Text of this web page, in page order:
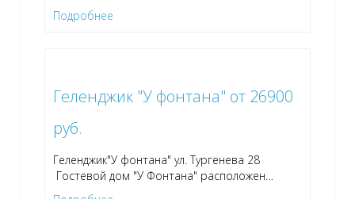
Подробнее
Геленджик "У фонтана" от 26900
руб.
Геленджик"У фонтана" ул. Тургенева 28
Гостевой дом "У Фонтана" расположен